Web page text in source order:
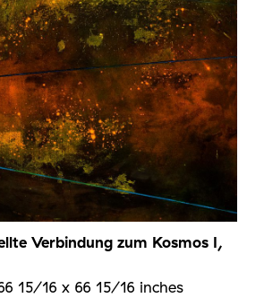
Verbindung zum Kosmos I,
15/16 x 66 15/16 inches